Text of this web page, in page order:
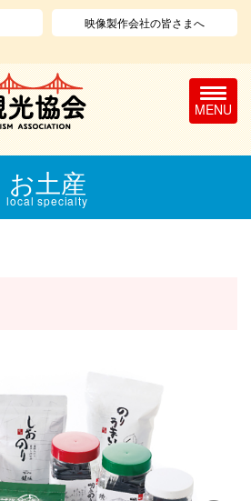
映像製作会社の皆さまへ
T
o
g
g
a
お土産
local specialty